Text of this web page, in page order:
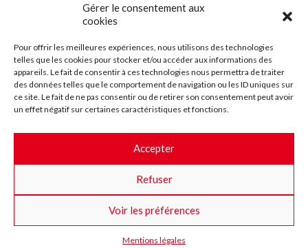
Gérer le consentement aux
cookies
Pour offrir les meilleures expériences, nous utilisons des technologies
telles que les cookies pour stocker et/ou accéder aux informations des
appareils. Le fait de consentir à ces technologies nous permettra de traiter
des données telles que le comportement de navigation ou les ID uniques sur
ce site. Le fait de ne pas consentir ou de retirer son consentement peut avoir
un effet négatif sur certaines caractéristiques et fonctions.
Accepter
Refuser
Voir les préférences
Mentions légales
Ris-Orangis
@2022 — Tous droits réservés
Plan du site
Contact
Accessibilité
Crédits
Les marchés publics
Suggestions & Améliorations
Facebook
InstaTwitterYoutube